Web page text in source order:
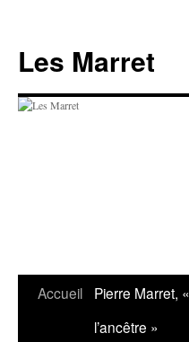
contenu
Les Marret
Accueil
Pierre Marret, «
l’ancêtre »